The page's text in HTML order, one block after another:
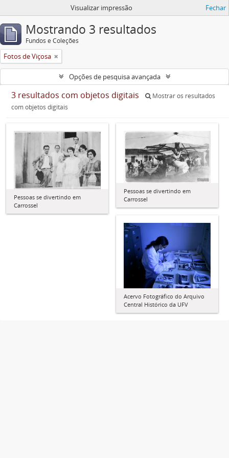
Visualizar impressão Fechar
Mostrando 3 resultados
Fundos e Coleções
Fotos de Viçosa
Opções de pesquisa avançada
3 resultados com objetos digitais
Mostrar os resultados
com objetos digitais
Pessoas se divertindo em
Carrossel
Pessoas se divertindo em
Carrossel
Acervo Fotográfico do Arquivo
Central Histórico da UFV